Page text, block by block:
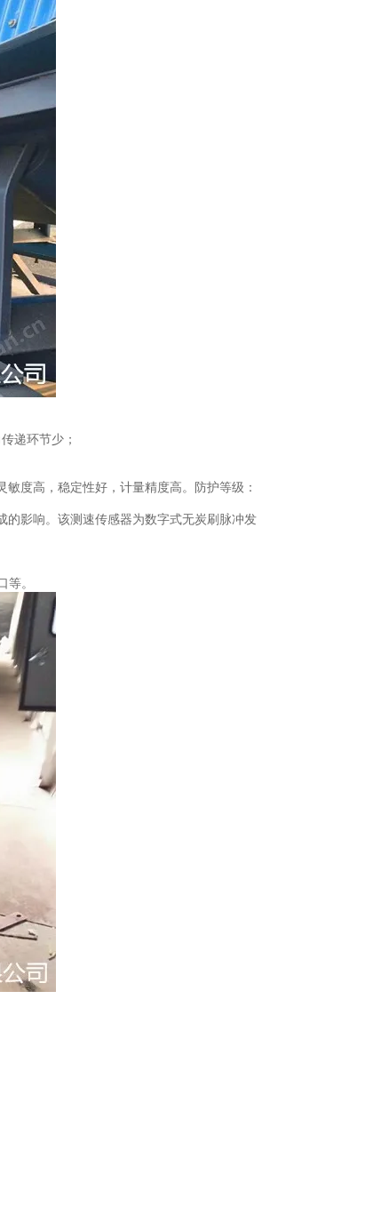
递环节少；
度高，稳定性好，计量精度高。防护等级：
的影响。该测速传感器为数字式无炭刷脉冲发
等。